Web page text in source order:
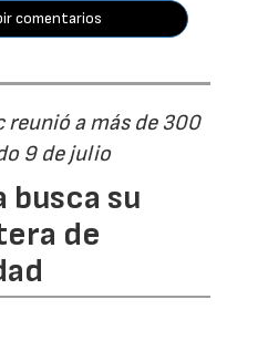
comentarios
reunió a más de 300
9 de julio
busca su
de